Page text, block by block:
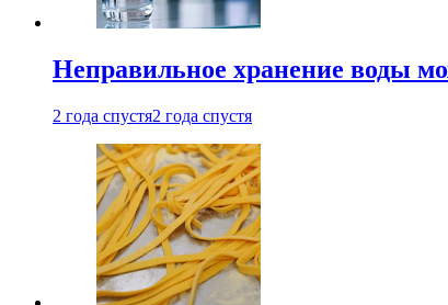
Неправильное хранение воды
2 года спустя2 года спустя